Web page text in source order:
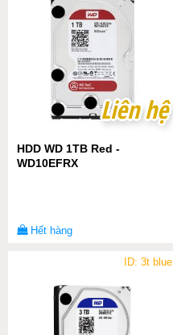
Liên hệ
Liên hệ
HDD WD 1TB Red -
WD10EFRX
Hết hàng
ID: 3t blue